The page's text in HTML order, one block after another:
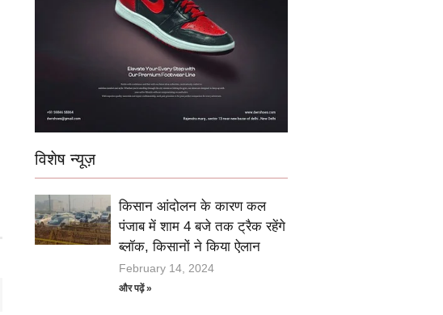
विशेष न्यूज़
किसान आंदोलन के कारण कल
पंजाब में शाम 4 बजे तक ट्रैक रहेंगे
ब्लॉक, किसानों ने किया ऐलान
February 14, 2024
और पढ़ें »